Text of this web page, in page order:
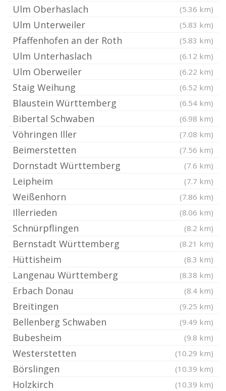
Ulm Oberhaslach (5.36 km)
Ulm Unterweiler (5.83 km)
Pfaffenhofen an der Roth (5.83 km)
Ulm Unterhaslach (6.12 km)
Ulm Oberweiler (6.22 km)
Staig Weihung (6.52 km)
Blaustein Württemberg (6.54 km)
Bibertal Schwaben (6.98 km)
Vöhringen Iller (7.08 km)
Beimerstetten (7.56 km)
Dornstadt Württemberg (7.6 km)
Leipheim (7.7 km)
Weißenhorn (7.86 km)
Illerrieden (8.06 km)
Schnürpflingen (8.2 km)
Bernstadt Württemberg (8.21 km)
Hüttisheim (8.3 km)
Langenau Württemberg (8.38 km)
Erbach Donau (8.4 km)
Breitingen (9.25 km)
Bellenberg Schwaben (9.49 km)
Bubesheim (9.8 km)
Westerstetten (10.29 km)
Börslingen (10.39 km)
Holzkirch (10.39 km)